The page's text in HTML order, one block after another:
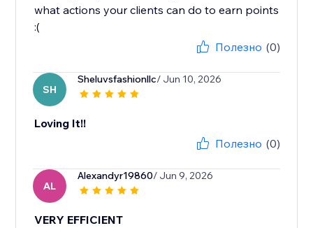
what actions your clients can do to earn points
:(
Полезно (0)
SH
Sheluvsfashionllc/ Jun 10, 2026
Loving It!!
Полезно (0)
AL
Alexandyr19860/ Jun 9, 2026
VERY EFFICIENT